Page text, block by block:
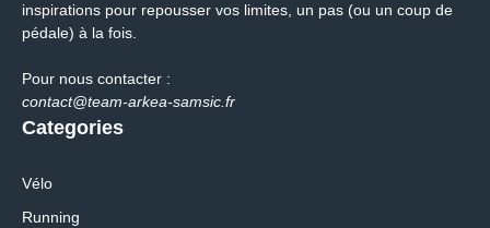
inspirations pour repousser vos limites, un pas (ou un coup de
pédale) à la fois.
Pour nous contacter :
contact@team-arkea-samsic.fr
Categories
Vélo
Running